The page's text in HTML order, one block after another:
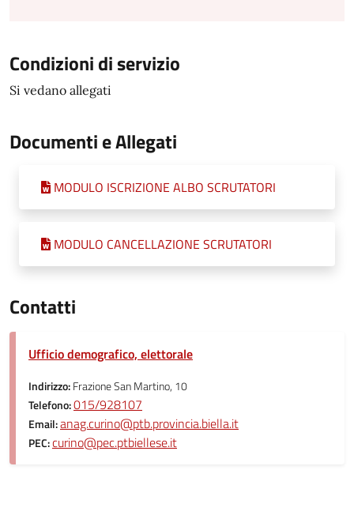
Condizioni di servizio
Si vedano allegati
Documenti e Allegati
MODULO ISCRIZIONE ALBO SCRUTATORI
MODULO CANCELLAZIONE SCRUTATORI
Contatti
Ufficio demografico, elettorale
Indirizzo:Frazione San Martino, 10
Telefono:015/928107
Email:anag.curino@ptb.provincia.biella.it
PEC:curino@pec.ptbiellese.it